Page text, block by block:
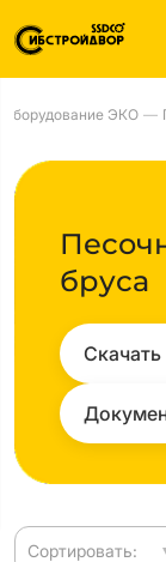
Оборудование ЭКО —
бруса
Скачать
Сортировать: